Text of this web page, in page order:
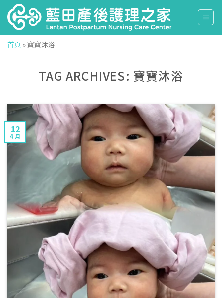
Skip
to
content
首頁 »寶寶沐浴
TAG ARCHIVES: 寶寶沐浴
12
4 月